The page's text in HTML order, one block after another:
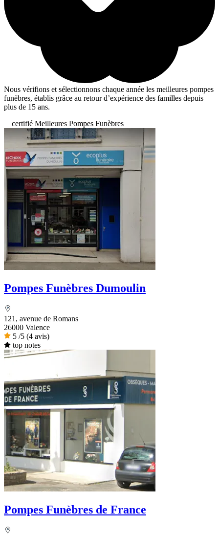
Nous vérifions et sélectionnons chaque année les meilleures pompes
funèbres, établis grâce au retour d’expérience des familles depuis
plus de 15 ans.
certifié Meilleures Pompes Funèbres
Pompes Funèbres Dumoulin
121, avenue de Romans
26000 Valence
5 /5 (4 avis)
top notes
Pompes Funèbres de France